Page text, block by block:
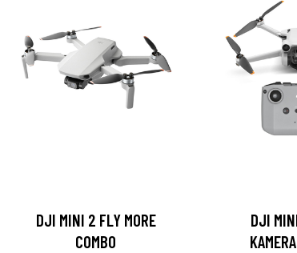
DJI MINI 2 FLY MORE
COMBO
DJI